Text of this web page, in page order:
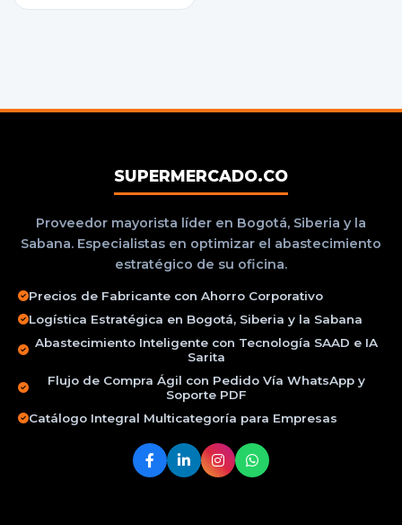
SUPERMERCADO.CO
Proveedor mayorista líder en Bogotá, Siberia y la
Sabana. Especialistas en optimizar el abastecimiento
estratégico de su oficina.
Precios de Fabricante con Ahorro Corporativo
Logística Estratégica en Bogotá, Siberia y la Sabana
Abastecimiento Inteligente con Tecnología SAAD e IA
Sarita
Flujo de Compra Ágil con Pedido Vía WhatsApp y
Soporte PDF
Catálogo Integral Multicategoría para Empresas